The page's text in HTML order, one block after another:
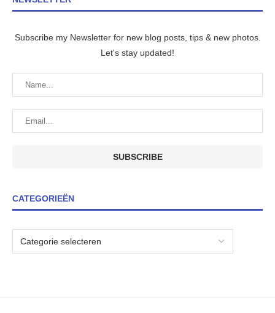
Subscribe my Newsletter for new blog posts, tips & new photos.
Let's stay updated!
CATEGORIEËN